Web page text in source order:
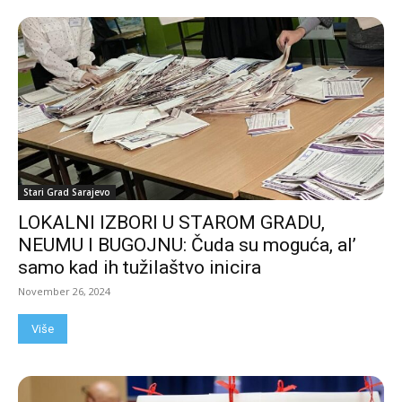
Stari Grad Sarajevo
LOKALNI IZBORI U STAROM GRADU,
NEUMU I BUGOJNU: Čuda su moguća, al’
samo kad ih tužilaštvo inicira
November 26, 2024
Više